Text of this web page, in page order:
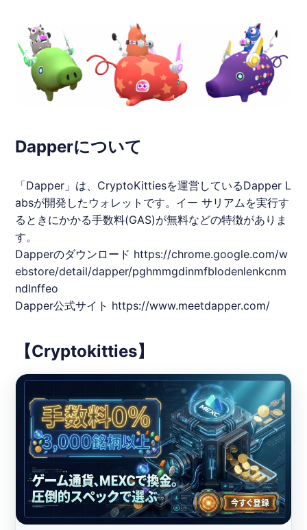
Dapperについて
「Dapper」は、CryptoKittiesを運営しているDapper L
absが開発したウォレットです。イー サリアムを実行す
るときにかかる手数料(GAS)が無料などの特徴がありま
す。
Dapperのダウンロード https://chrome.google.com/w
ebstore/detail/dapper/pghmmgdinmfblodenlenkcnm
ndlnffeo
Dapper公式サイト https://www.meetdapper.com/
【​Cryptokitties​】